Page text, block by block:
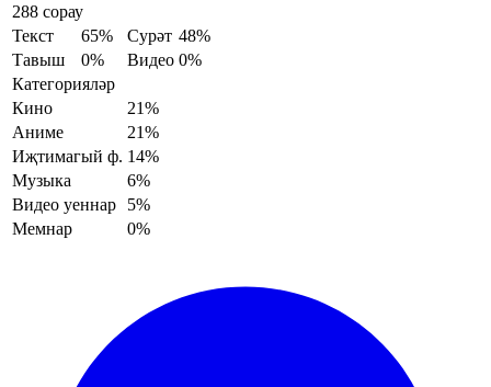
288 сорау
Текст
65% Сурәт 48%
Тавыш
0% Видео 0%
Категорияләр
Кино
21%
Аниме
21%
Иҗтимагый ф. 14%
Музыка
6%
Видео уеннар
5%
Мемнар
0%